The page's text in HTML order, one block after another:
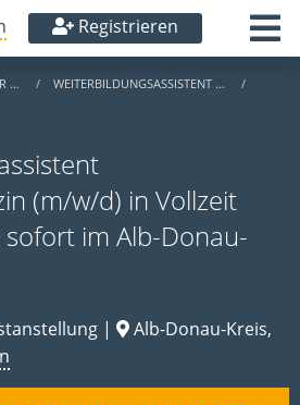
Registrieren
…
WEITERBILDUNGSASSISTENT …
(m/w/d) in Vollzeit
im Alb-Donau-
|
Alb-Donau-Kreis,